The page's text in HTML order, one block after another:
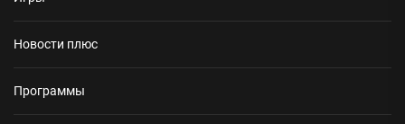
Новости плюс
Программы